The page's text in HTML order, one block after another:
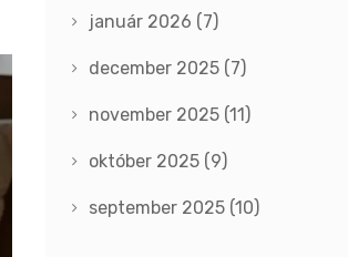
január 2026 (7)
december 2025 (7)
november 2025 (11)
október 2025 (9)
september 2025 (10)